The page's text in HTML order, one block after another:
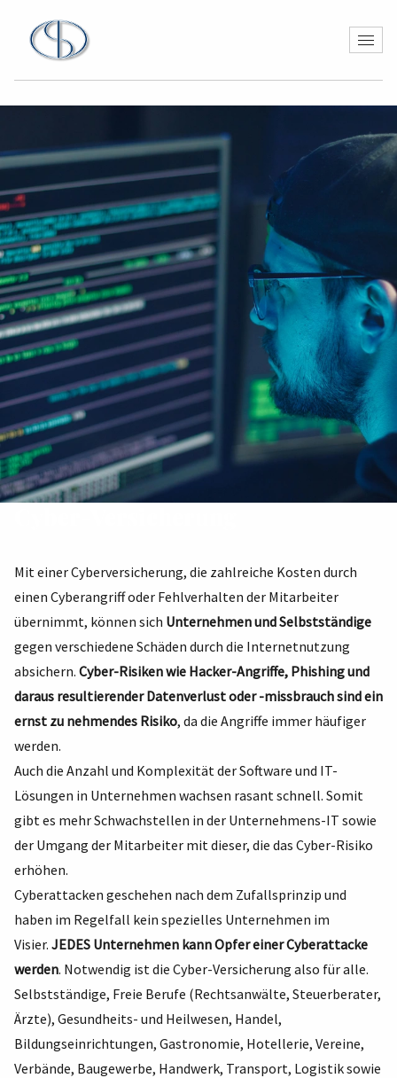
Mit einer Cyberversicherung, die zahlreiche Kosten durch
einen Cyberangriff oder Fehlverhalten der Mitarbeiter
übernimmt, können sich Unternehmen und Selbstständige
gegen verschiedene Schäden durch die Internetnutzung
absichern. Cyber-Risiken wie Hacker-Angriffe, Phishing und
daraus resultierender Datenverlust oder -missbrauch sind ein
ernst zu nehmendes Risiko, da die Angriffe immer häufiger
werden.
Auch die Anzahl und Komplexität der Software und IT-
Lösungen in Unternehmen wachsen rasant schnell. Somit
gibt es mehr Schwachstellen in der Unternehmens-IT sowie
der Umgang der Mitarbeiter mit dieser, die das Cyber-Risiko
erhöhen.
Cyberattacken geschehen nach dem Zufallsprinzip und
haben im Regelfall kein spezielles Unternehmen im
Visier. JEDES Unternehmen kann Opfer einer Cyberattacke
werden. Notwendig ist die Cyber-Versicherung also für alle.
Selbstständige, Freie Berufe (Rechtsanwälte, Steuerberater,
Ärzte), Gesundheits- und Heilwesen, Handel,
Bildungseinrichtungen, Gastronomie, Hotellerie, Vereine,
Verbände, Baugewerbe, Handwerk, Transport, Logistik sowie